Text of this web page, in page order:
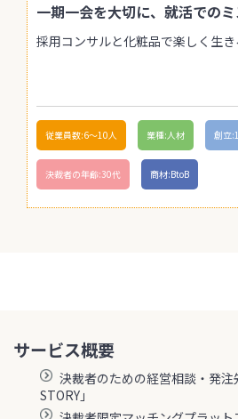
一期一会を大切に、就活での
採用コンサルと化粧品で楽しく生
従業員数:6～10人 業種:人材 創立
決裁者の年齢:30代 商材:BtoB
サービス概要
決裁者のための経営相談・発注
STORY」